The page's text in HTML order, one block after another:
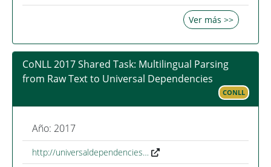
Ver más >>
CoNLL 2017 Shared Task: Multilingual Parsing
from Raw Text to Universal Dependencies
CONLL
Año: 2017
http://universaldependencies…